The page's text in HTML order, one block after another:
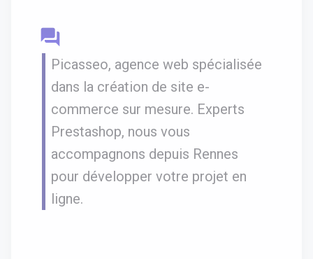
question_answer
Picasseo, agence web spécialisée
dans la création de site e-
commerce sur mesure. Experts
Prestashop, nous vous
accompagnons depuis Rennes
pour développer votre projet en
ligne.